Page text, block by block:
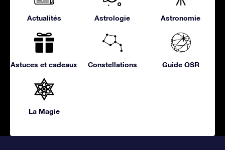
Actualités Astrologie Astronomie
Astuces et cadeaux Constellations Guide OSR
La Magie